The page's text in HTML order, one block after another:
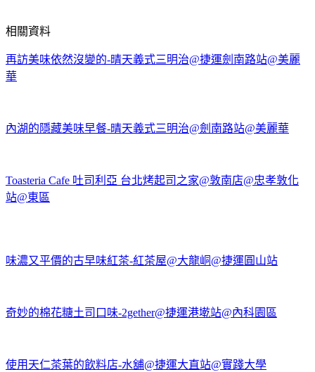
相關資料
再訪美味依然沒變的-晴天義式三明治@捷運劍南路站@美麗
華
內湖的隱藏美味早餐-晴天義式三明治@劍南路站@美麗華
Toasteria Cafe 吐司利亞 台北烤起司之家@敦南店@忠孝敦化
站@東區
味濃又平價的古早味紅茶-紅茶屋@大龍峒@捷運圓山站
奇妙的棉花糖土司口味-2gether@捷運港墘站@內科園區
使用天仁茶葉的飲料店-水舖@捷運大直站@實踐大學